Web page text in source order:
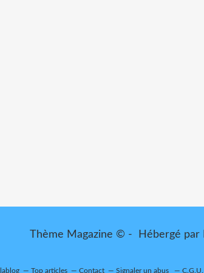
Thème Magazine © - Hébergé par
Top articles Contact Signaler un abus C.G.U.